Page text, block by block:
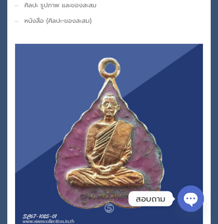
ศิลปะ รูปภาพ และของสะสม
หนังสือ (ศิลปะ-ของสะสม)
สอบถาม